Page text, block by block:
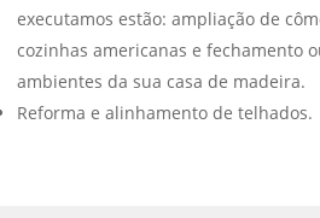
executamos estão: ampliação de
cozinhas americanas e fechamento
ambientes da sua casa de madeira.
Reforma e alinhamento de telhados.